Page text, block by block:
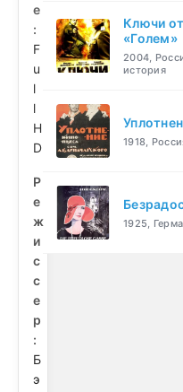
е
:
F
u
l
l
H
D
Р
е
ж
и
с
с
е
р
:
Б
э
Ключи
«Голем»
2004,
история
1918,
1925,